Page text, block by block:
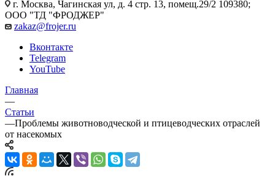
г. Москва, Чагинская ул, д. 4 стр. 13, помещ.29/2 109380;
ООО "ТД "ФРОДЖЕР"
zakaz@frojer.ru
Вконтакте
Telegram
YouTube
Главная
—
Статьи
—Проблемы животноводческой и птицеводческих отраслей
от насекомых